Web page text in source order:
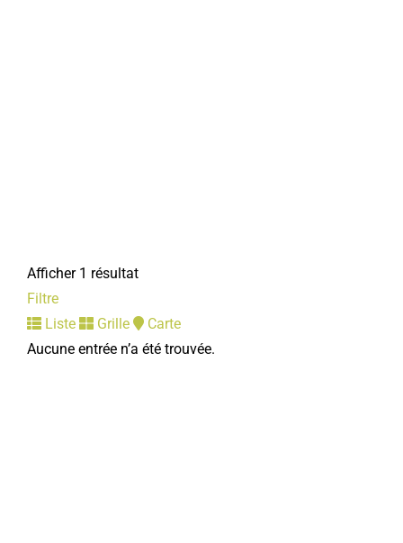
Afficher 1 résultat
Filtre
Liste
Grille
Carte
Aucune entrée n’a été trouvée.